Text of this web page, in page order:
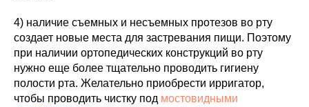
4) наличие съемных и несъемных протезов во рту
создает новые места для застревания пищи. Поэтому
при наличии ортопедических конструкций во рту
нужно еще более тщательно проводить гигиену
полости рта. Желательно приобрести ирригатор,
чтобы проводить чистку под мостовидными